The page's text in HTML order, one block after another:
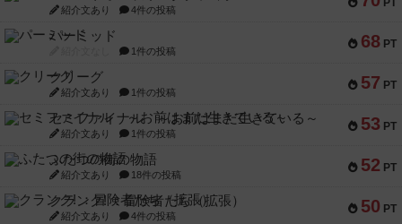
PT
紹介文あり 4件の投稿
68 PT
パーミッド
1件の投稿
57 PT
クリーグ
紹介文あり 1件の投稿
53 PT
セミファイナル ～お前はまだ生きている～
紹介文あり 1件の投稿
52 PT
ふたつの街の物語
紹介文あり 18件の投稿
50 PT
クランク! ：冒険者たち（拡張）
紹介文あり 4件の投稿